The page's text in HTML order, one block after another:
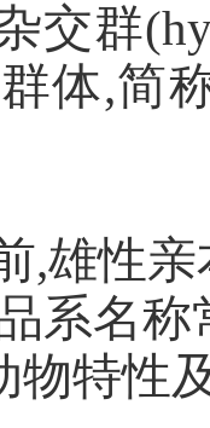
交群
体,简
,雄性
系名
物特性